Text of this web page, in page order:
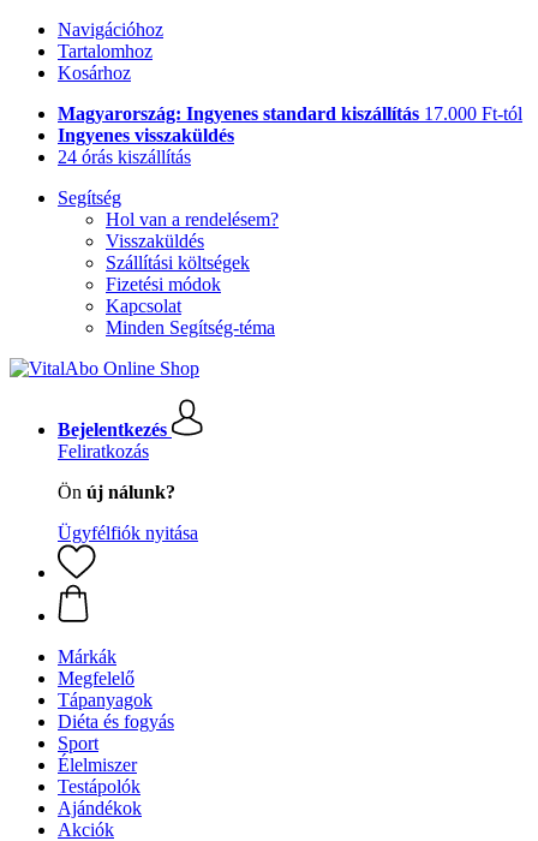
Navigációhoz
Tartalomhoz
Kosárhoz
Magyarország: Ingyenes standard kiszállítás 17.000 Ft-tól
Ingyenes visszaküldés
24 órás kiszállítás
Segítség
Hol van a rendelésem?
Visszaküldés
Szállítási költségek
Fizetési módok
Kapcsolat
Minden Segítség-téma
Bejelentkezés
Feliratkozás
Ön új nálunk?
Ügyfélfiók nyitása
Márkák
Megfelelő
Tápanyagok
Diéta és fogyás
Sport
Élelmiszer
Testápolók
Ajándékok
Akciók